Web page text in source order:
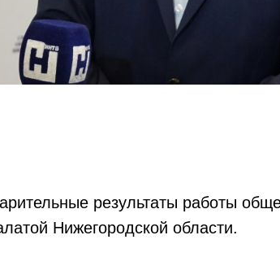
результаты работы
Нижегородской области.